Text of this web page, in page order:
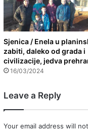
Sjenica / Enela u
zabiti, daleko od grada i
civilizacije, jedva
16/03/2024
Leave a Reply
Your email address will